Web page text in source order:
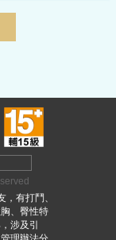
有打鬥、
、臀性特
涉及引